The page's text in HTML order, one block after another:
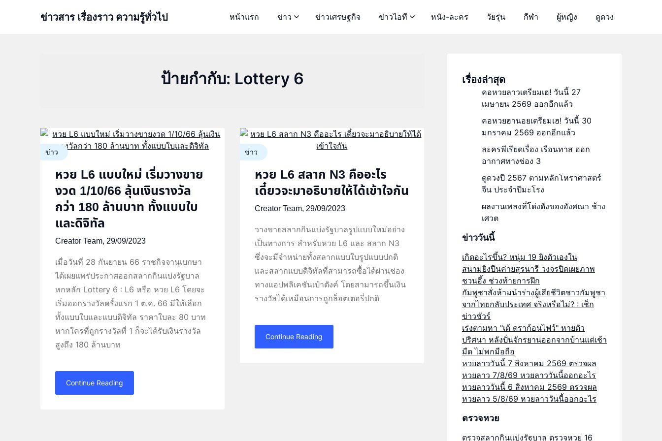
ข่าวสาร เรื่องราว ความรู้ทั่วไป หน้าแรก ข่าว ข่าวเศรษฐกิจ ข่าวไอที หนัง-ละคร วัยรุ่น กีฬา ผู้หญิง ดูดวง
ป้ายกำกับ: Lottery 6
ข่าว
หวย L6 แบบใหม่ เริ่มวางขาย
งวด 1/10/66 ลุ้นเงินรางวัล
กว่า 180 ล้านบาท ทั้งแบบใบ
และดิจิทัล
Creator Team, 29/09/2023
เมื่อวันที่ 28 กันยายน 66 ราชกิจจานุเบกษา
ได้เผยแพร่ประกาศออกสลากกินแบ่งรัฐบาล
หกหลัก Lottery 6 : L6 หรือ หวย L6 โดยจะ
เริ่มออกรางวัลครั้งแรก 1 ต.ค. 66 มีให้เลือก
ทั้งแบบใบและแบบดิจิทัล ราคาใบละ 80 บาท
หากใครที่ถูกรางวัลที่ 1 ก็จะได้รับเงินรางวัล
สูงถึง 180 ล้านบาท
Continue Reading
ข่าว
หวย L6 สลาก N3 คืออะไร
เดี๋ยวจะมาอธิบายให้ได้เข้าใจกัน
Creator Team, 29/09/2023
วางขายสลากกินแบ่งรัฐบาลรูปแบบใหม่อย่าง
เป็นทางการ สำหรับหวย L6 และ สลาก N3
ซึ่งจะมีจำหน่ายทั้งสลากแบบใบรูปแบบปกติ
และสลากแบบดิจิทัลที่สามารถซื้อได้ผ่านช่อง
ทางแอปพลิเคชันเป๋าตังค์ โดยสามารถขึ้นเงิน
รางวัลได้เหมือนการถูกล็อตเตอรี่ปกติ
Continue Reading
เรื่องล่าสุด
คอหวยลาวเตรียมเฮ! วันนี้ 27
เมษายน 2569 ออกอีกแล้ว
คอหวยฮานอยเตรียมเฮ! วันนี้ 30
มกราคม 2569 ออกอีกแล้ว
ละครพีเรียดเรื่อง เรือนทาส ออก
อากาศทางช่อง 3
ดูดวงปี 2567 ตามหลักโหราศาสตร์
จีน ประจำปีมะโรง
ผลงานเพลงที่โด่งดังของอังศณา ช้าง
เศวต
ข่าววันนี้
เกิดอะไรขึ้น? หนุ่ม 19 ยิงตัวเองใน
สนามยิงปืนค่ายสุรนารี วงจรปิดเผยภาพ
ชวนอึ้ง ช่วงท้ายการฝึก
กัมพูชาสั่งห้ามนำร่างผู้เสียชีวิตชาวกัมพูชา
จากไทยกลับประเทศ จริงหรือไม่? : เช็ก
ข่าวชัวร์
เร่งตามหา "เต้ ดราก้อนไฟว์" หายตัว
ปริศนา หลังปั่นจักรยานออกจากบ้านแต่เช้า
มืด ไม่พกมือถือ
หวยลาววันนี้ 7 สิงหาคม 2569 ตรวจผล
หวยลาว 7/8/69 หวยลาววันนี้ออกอะไร
หวยลาววันนี้ 6 สิงหาคม 2569 ตรวจผล
หวยลาว 5/8/69 หวยลาววันนี้ออกอะไร
ตรวจหวย
ตรวจสลากกินแบ่งรัฐบาล ตรวจหวย 16